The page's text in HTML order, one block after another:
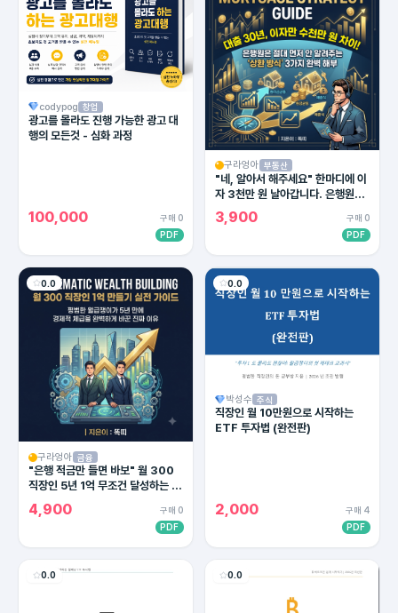
codypog 창업
광고를 몰라도 진행 가능한 광고 대
행의 모든것 - 심화 과정
100,000
구매 0
PDF
구라엉아 부동산
"네, 알아서 해주세요" 한마디에 이
자 3천만 원 날아갑니다. 은행원이
절대 말 안 해주는 대출 상환의 비밀
3,900
구매 0
PDF
0.0
구라엉아 금융
"은행 적금만 들면 바보" 월 300
직장인 5년 1억 무조건 달성하는 4
대 통장 세팅법 (2026 최신판)
4,900
구매 0
PDF
0.0
박성수 주식
직장인 월 10만원으로 시작하는
ETF 투자법 (완전판)
2,000
구매 4
PDF
0.0 0.0